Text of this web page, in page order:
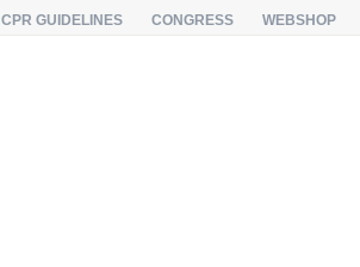
CPR GUIDELINES CONGRESS WEBSHOP